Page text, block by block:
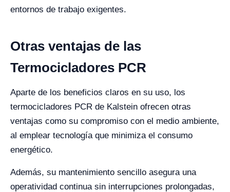
entornos de trabajo exigentes.
Otras ventajas de las
Termocicladores PCR
Aparte de los beneficios claros en su uso, los
termocicladores PCR de Kalstein ofrecen otras
ventajas como su compromiso con el medio ambiente,
al emplear tecnología que minimiza el consumo
energético.
Además, su mantenimiento sencillo asegura una
operatividad continua sin interrupciones prolongadas,